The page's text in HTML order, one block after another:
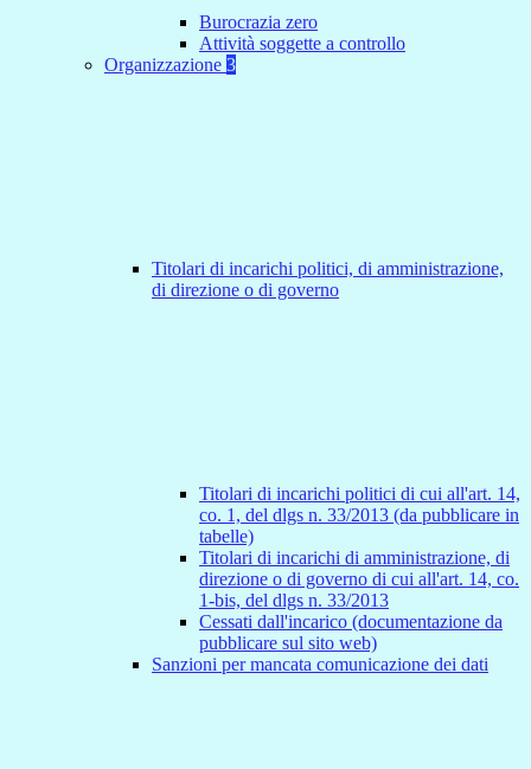
Burocrazia zero
Attività soggette a controllo
Organizzazione 3
Titolari di incarichi politici, di amministrazione,
di direzione o di governo
Titolari di incarichi politici di cui all'art. 14,
co. 1, del dlgs n. 33/2013 (da pubblicare in
tabelle)
Titolari di incarichi di amministrazione, di
direzione o di governo di cui all'art. 14, co.
1-bis, del dlgs n. 33/2013
Cessati dall'incarico (documentazione da
pubblicare sul sito web)
Sanzioni per mancata comunicazione dei dati